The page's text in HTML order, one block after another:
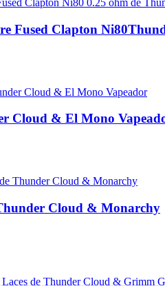
Fused Clapton Ni80
Cloud & El Mono
Cloud & Monarchy